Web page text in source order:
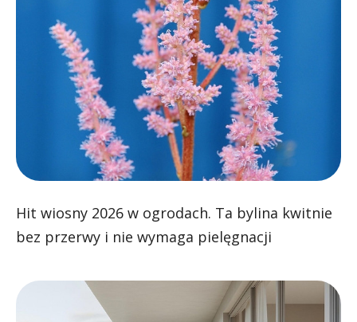
Hit wiosny 2026 w ogrodach. Ta bylina kwitnie
bez przerwy i nie wymaga pielęgnacji